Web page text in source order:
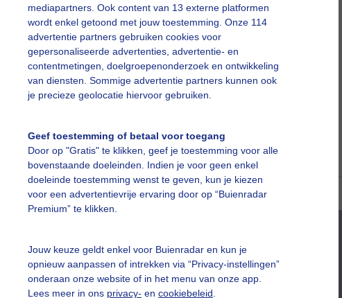
mediapartners. Ook content van 13 externe platformen
wordt enkel getoond met jouw toestemming. Onze 114
advertentie partners gebruiken cookies voor
gepersonaliseerde advertenties, advertentie- en
contentmetingen, doelgroepenonderzoek en ontwikkeling
van diensten. Sommige advertentie partners kunnen ook
je precieze geolocatie hiervoor gebruiken.
Geef toestemming of betaal voor toegang
Door op "Gratis" te klikken, geef je toestemming voor alle
bovenstaande doeleinden. Indien je voor geen enkel
doeleinde toestemming wenst te geven, kun je kiezen
voor een advertentievrije ervaring door op “Buienradar
Premium” te klikken.
Jouw keuze geldt enkel voor Buienradar en kun je
opnieuw aanpassen of intrekken via “Privacy-instellingen”
onderaan onze website of in het menu van onze app.
Lees meer in ons privacy- en cookiebeleid
Vogels Zomer Zon
slideshow
Een moment geduld aub...
vragen
De Bilt